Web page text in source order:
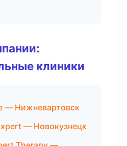
клиники
— Нижневартовск
— Новокузнецк